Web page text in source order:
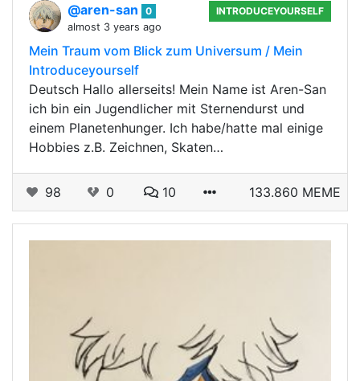
@aren-san
0
almost 3 years ago
INTRODUCEYOURSELF
Mein Traum vom Blick zum Universum / Mein
Introduceyourself
Deutsch Hallo allerseits! Mein Name ist Aren-San
ich bin ein Jugendlicher mit Sternendurst und
einem Planetenhunger. Ich habe/hatte mal einige
Hobbies z.B. Zeichnen, Skaten…
98 0 10 133.860 MEME